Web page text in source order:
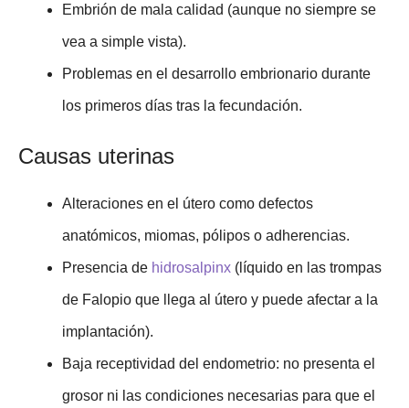
Embrión de mala calidad (aunque no siempre se
vea a simple vista).
Problemas en el desarrollo embrionario durante
los primeros días tras la fecundación.
Causas uterinas
Alteraciones en el útero como defectos
anatómicos, miomas, pólipos o adherencias.
Presencia de hidrosalpinx (líquido en las trompas
de Falopio que llega al útero y puede afectar a la
implantación).
Baja receptividad del endometrio: no presenta el
grosor ni las condiciones necesarias para que el